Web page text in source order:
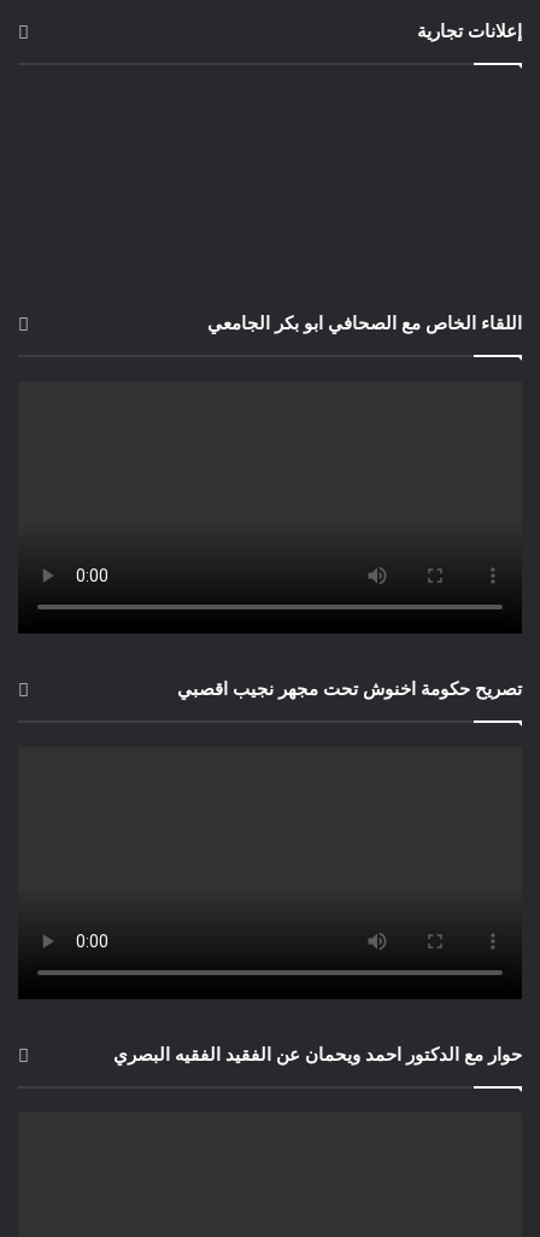
إعلانات تجارية
اللقاء الخاص مع الصحافي ابو بكر الجامعي
تصريح حكومة اخنوش تحت مجهر نجيب اقصبي
حوار مع الدكتور احمد ويحمان عن الفقيد الفقيه البصري